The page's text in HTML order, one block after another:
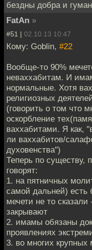
бездны добра и
FatAn »
#51 | 02.10.13 10:47
Кому: Goblin, #22
Вообще-то 90%
неваххабитам. И
нормальные. Хотя
религиозных
(говорить о том что
оскорбление
ваххабитами. Я как,
ли ваххабитов/
духовенства")
Теперь по существу,
говорят:
1. на пятничных
самой дальней) есть
мечети не то
закрывают
2. имамы обязаны
проявлениях
3. во многих крупных